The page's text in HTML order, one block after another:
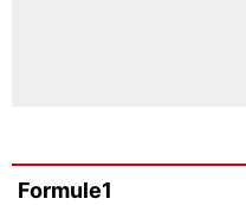
Formule1